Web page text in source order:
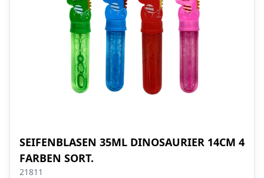
SEIFENBLASEN 35ML DINOSAURIER 14CM 4
FARBEN SORT.
21811